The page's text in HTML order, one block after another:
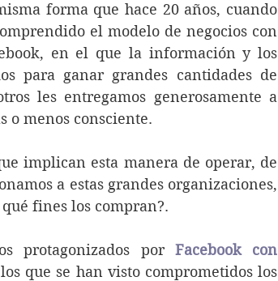
forma que hace 20 años, cuando
el modelo de negocios con
en el que la información y los
para ganar grandes cantidades de
les entregamos generosamente a
o menos consciente.
implican esta manera de operar, de
a estas grandes organizaciones,
fines los compran?.
protagonizados por Facebook con
que se han visto comprometidos los